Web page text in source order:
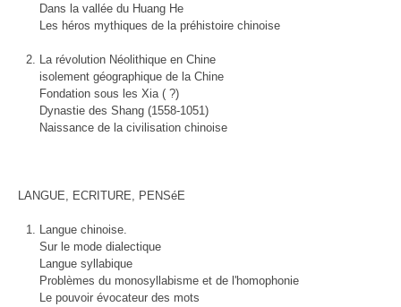
Dans la vallée du Huang He
Les héros mythiques de la préhistoire chinoise
La révolution Néolithique en Chine
isolement géographique de la Chine
Fondation sous les Xia ( ?)
Dynastie des Shang (1558-1051)
Naissance de la civilisation chinoise
LANGUE, ECRITURE, PENSéE
Langue chinoise.
Sur le mode dialectique
Langue syllabique
Problèmes du monosyllabisme et de l'homophonie
Le pouvoir évocateur des mots